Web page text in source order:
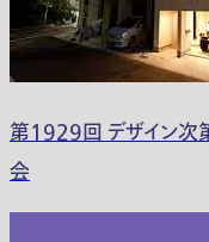
第1929回 デザイン次
会